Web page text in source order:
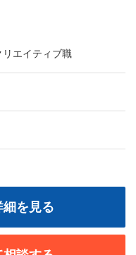
エイティブ職
細を見る